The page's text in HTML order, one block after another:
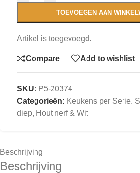
TOEVOEGEN AAN
Artikel is toegevoegd.
Compare Add to wishlist
SKU: P5-20374
Categorieën: Keukens per Serie,
diep, Hout nerf & Wit
Beschrijving
Beschrijving